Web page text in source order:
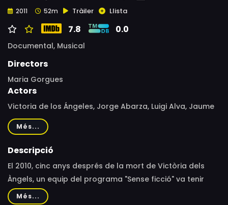
2011 52m Tràiler Llista
7.8 0.0
Documental, Musical
Directors
Maria Gorgues
Actors
Victoria de los Ángeles, Jorge Abarza, Luigi Alva, Jaume
Aragall, Pedro Beriso, Christine Berl, Jorge Binaghi
Més...
Descripció
El 2010, cinc anys després de la mort de Victòria dels
Àngels, un equip del programa "Sense ficció" va tenir
accés a una part de l'arxiu personal de la soprano
Més...